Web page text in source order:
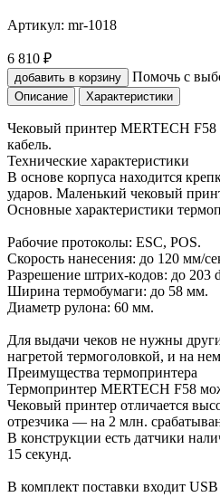
Артикул: mr-1018
6 810 ₽
добавить в корзину Помочь с
Описание Характеристики
Чековый принтер MERTECH F58
кабель.
Технические характеристики
В основе корпуса находится
ударов. Маленький чековый
Основные характеристики
Рабочие протоколы: ESC, POS.
Скорость нанесения: до 120 мм/
Разрешение штрих-кодов: до 203
Ширина термобумаги: до 58 мм.
Диаметр рулона: 60 мм.
Для выдачи чеков не нужны
нагретой термоголовкой, и на
Преимущества термопринтера
Термопринтер MERTECH F58
Чековый принтер отличается
отрезчика — на 2 млн.
В конструкции есть датчики
15 секунд.
В комплект поставки входит